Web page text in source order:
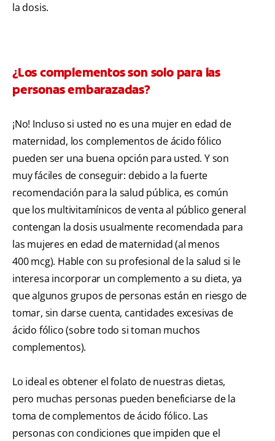
la dosis.
¿Los complementos son solo para las
personas embarazadas?
¡No! Incluso si usted no es una mujer en edad de
maternidad, los complementos de ácido fólico
pueden ser una buena opción para usted. Y son
muy fáciles de conseguir: debido a la fuerte
recomendación para la salud pública, es común
que los multivitamínicos de venta al público general
contengan la dosis usualmente recomendada para
las mujeres en edad de maternidad (al menos
400 mcg). Hable con su profesional de la salud si le
interesa incorporar un complemento a su dieta, ya
que algunos grupos de personas están en riesgo de
tomar, sin darse cuenta, cantidades excesivas de
ácido fólico (sobre todo si toman muchos
complementos).
Lo ideal es obtener el folato de nuestras dietas,
pero muchas personas pueden beneficiarse de la
toma de complementos de ácido fólico. Las
personas con condiciones que impiden que el